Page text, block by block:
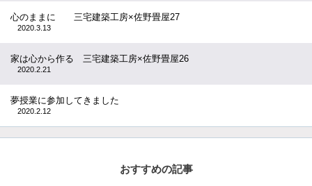
心のままに 三宅建築工房×佐野畳屋27
2020.3.13
家は心から作る 三宅建築工房×佐野畳屋26
2020.2.21
夢授業に参加してきました
2020.2.12
おすすめの記事